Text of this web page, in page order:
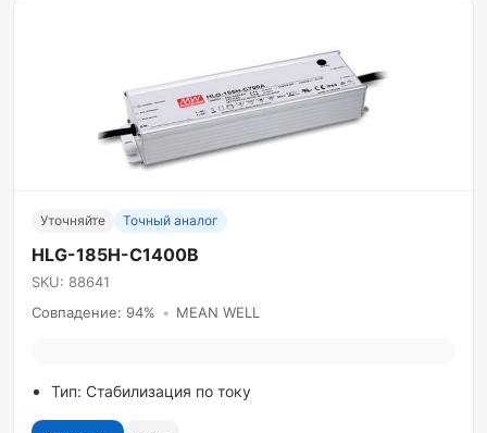
Уточняйте Точный аналог
HLG-185H-C1400B
SKU: 88641
Совпадение: 94% • MEAN WELL
Тип: Стабилизация по току